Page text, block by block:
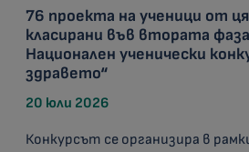
76 проекта на ученици от
класирани във втората
Национален ученически
здравето“
20 юли 2026
Конкурсът се организира в